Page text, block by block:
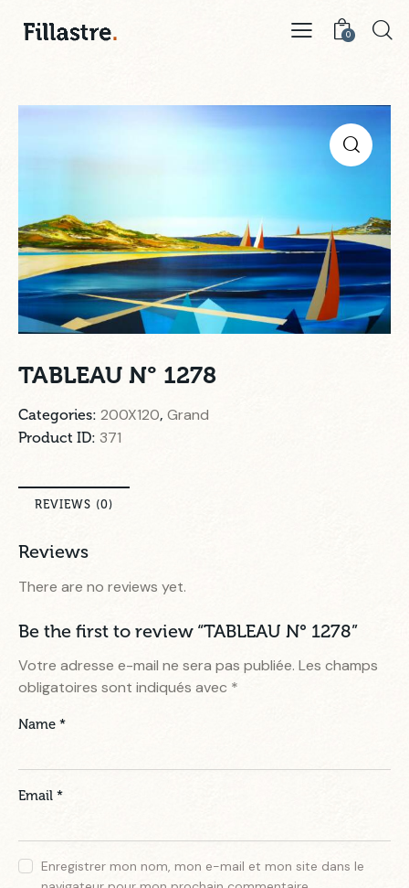
0
TABLEAU N° 1278
Categories: 200X120, Grand
Product ID: 371
REVIEWS (0)
Reviews
There are no reviews yet.
Be the first to review “TABLEAU N° 1278”
Votre adresse e-mail ne sera pas publiée. Les champs
obligatoires sont indiqués avec *
Name *
Email *
Enregistrer mon nom, mon e-mail et mon site dans le